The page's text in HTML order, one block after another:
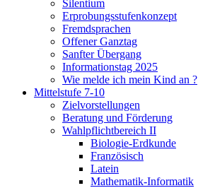
Silentium
Erprobungsstufenkonzept
Fremdsprachen
Offener Ganztag
Sanfter Übergang
Informationstag 2025
Wie melde ich mein Kind an ?
Mittelstufe 7-10
Zielvorstellungen
Beratung und Förderung
Wahlpflichtbereich II
Biologie-Erdkunde
Französisch
Latein
Mathematik-Informatik